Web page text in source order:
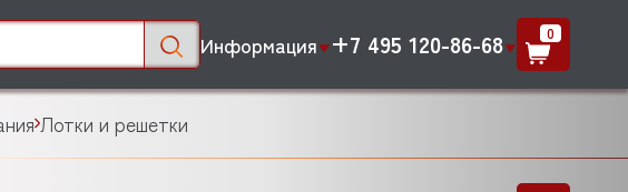
Информация +7 495 120-86-68 0
Лотки и решетки